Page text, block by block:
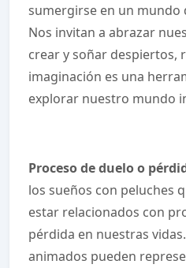
sumergirse en un mundo
Nos invitan a abrazar
crear y soñar despiertos,
imaginación es una
explorar nuestro mundo
Proceso de duelo o
los sueños con peluches
estar relacionados con
pérdida en nuestras
animados pueden